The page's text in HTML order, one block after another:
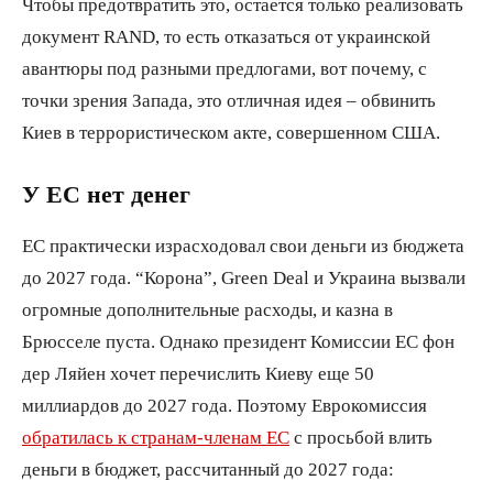
документ RAND, то есть отказаться от украинской
авантюры под разными предлогами, вот почему, с
точки зрения Запада, это отличная идея – обвинить
Киев в террористическом акте, совершенном США.
У ЕС нет денег
ЕС практически израсходовал свои деньги из бюджета
до 2027 года. “Корона”, Green Deal и Украина вызвали
огромные дополнительные расходы, и казна в
Брюсселе пуста. Однако президент Комиссии ЕС фон
дер Ляйен хочет перечислить Киеву еще 50
миллиардов до 2027 года. Поэтому Еврокомиссия
обратилась к странам-членам ЕС с просьбой влить
деньги в бюджет, рассчитанный до 2027 года: